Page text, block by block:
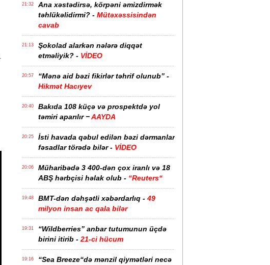
21:32
Ana xəstədirsə, körpəni əmizdirmək
təhlükəlidirmi? - Mütəxəssisindən
cavab
21:13
Şokolad alarkən nələrə diqqət
etməliyik? - VİDEO
20:57
“Mənə aid bəzi fikirlər təhrif olunub” -
Hikmət Hacıyev
20:40
Bakıda 108 küçə və prospektdə yol
təmiri aparılır −AAYDA
20:25
İsti havada qəbul edilən bəzi dərmanlar
fəsadlar törədə bilər - VİDEO
20:06
Müharibədə 3 400-dən çox iranlı və 18
ABŞ hərbçisi həlak olub - “Reuters“
19:48 BMT-dən dəhşətli xəbərdarlıq - 49
milyon insan ac qala bilər
19:31
“Wildberries” anbar tutumunun üçdə
birini itirib - 21-ci hücum
19:16
“Sea Breeze“də mənzil qiymətləri necə